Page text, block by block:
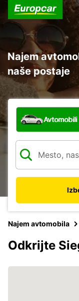
Najem
naše postaje
Katera vrsta
Avtomobili
Najem avtomobila
Odkrijte